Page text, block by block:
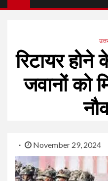
रिटायर होने
जवानों को
November 29, 2024